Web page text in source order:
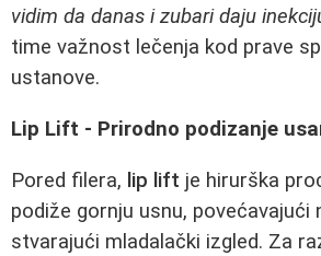
vidim da danas i zubari daju
time važnost lečenja kod prave
ustanove.
Lip Lift - Prirodno podizanje
Pored filera, lip lift je hirurška
podiže gornju usnu, povećavajući
stvarajući mladalački izgled. Za